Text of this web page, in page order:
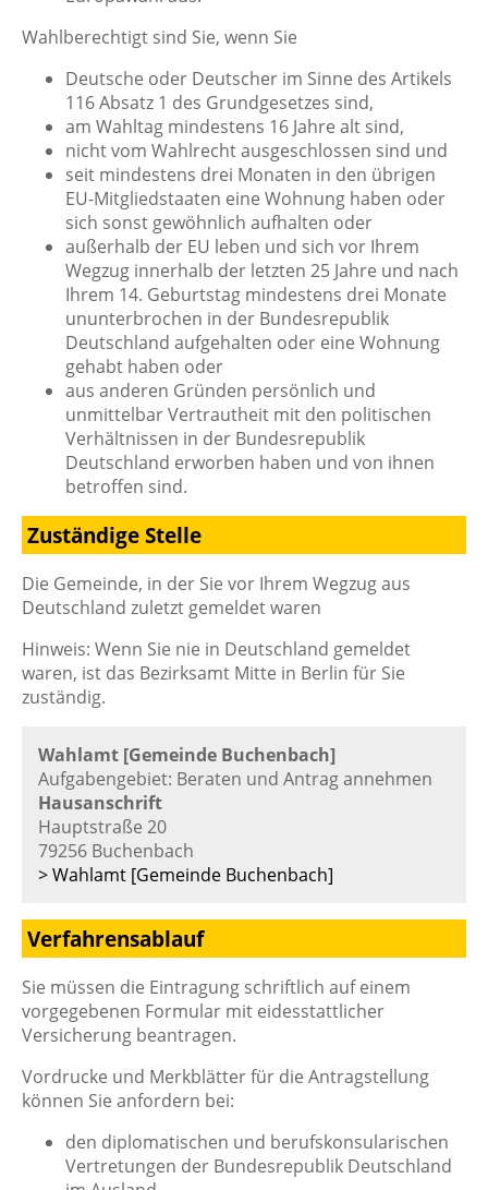
Wahlberechtigt sind Sie, wenn Sie
Deutsche oder Deutscher im Sinne des Artikels
116 Absatz 1 des Grundgesetzes sind,
am Wahltag mindestens 16 Jahre alt sind,
nicht vom Wahlrecht ausgeschlossen sind und
seit mindestens drei Monaten in den übrigen
EU-Mitgliedstaaten eine Wohnung haben oder
sich sonst gewöhnlich aufhalten oder
außerhalb der EU leben und sich vor Ihrem
Wegzug innerhalb der letzten 25 Jahre und nach
Ihrem 14. Geburtstag mindestens drei Monate
ununterbrochen in der Bundesrepublik
Deutschland aufgehalten oder eine Wohnung
gehabt haben oder
aus anderen Gründen persönlich und
unmittelbar Vertrautheit mit den politischen
Verhältnissen in der Bundesrepublik
Deutschland erworben haben und von ihnen
betroffen sind.
Zuständige Stelle
Die Gemeinde, in der Sie vor Ihrem Wegzug aus
Deutschland zuletzt gemeldet waren
Hinweis: Wenn Sie nie in Deutschland gemeldet
waren, ist das Bezirksamt Mitte in Berlin für Sie
zuständig.
Wahlamt [Gemeinde Buchenbach]
Aufgabengebiet: Beraten und Antrag annehmen
Hausanschrift
Hauptstraße 20
79256 Buchenbach
> Wahlamt [Gemeinde Buchenbach]
Verfahrensablauf
Sie müssen die Eintragung schriftlich auf einem
vorgegebenen Formular mit eidesstattlicher
Versicherung beantragen.
Vordrucke und Merkblätter für die Antragstellung
können Sie anfordern bei:
den diplomatischen und berufskonsularischen
Vertretungen der Bundesrepublik Deutschland